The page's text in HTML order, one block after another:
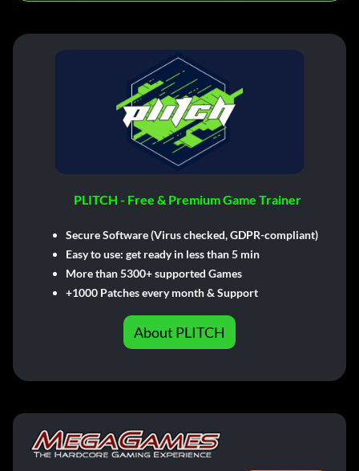
PLITCH - Free & Premium Game Trainer
Secure Software (Virus checked, GDPR-compliant)
Easy to use: get ready in less than 5 min
More than 5300+ supported Games
+1000 Patches every month & Support
About PLITCH